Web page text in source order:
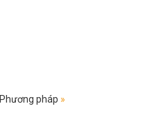
Phương pháp »